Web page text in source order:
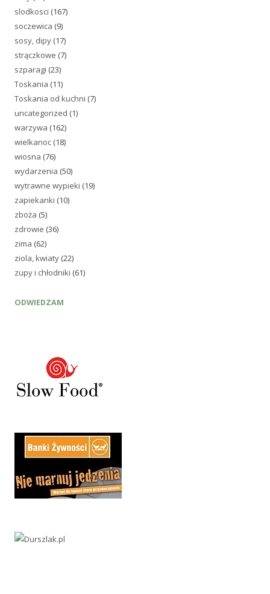
slodkosci (167)
soczewica (9)
sosy, dipy (17)
strączkowe (7)
szparagi (23)
Toskania (11)
Toskania od kuchni (7)
uncategorized (1)
warzywa (162)
wielkanoc (18)
wiosna (76)
wydarzenia (50)
wytrawne wypieki (19)
zapiekanki (10)
zboża (5)
zdrowie (36)
zima (62)
ziola, kwiaty (22)
zupy i chłodniki (61)
ODWIEDZAM